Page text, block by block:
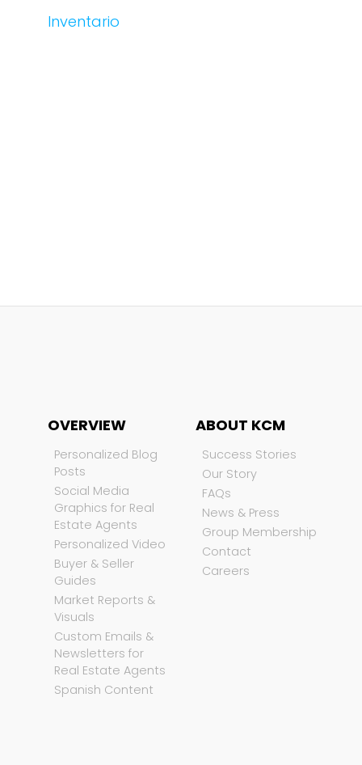
Inventario
OVERVIEW
Personalized Blog
Posts
Social Media
Graphics for Real
Estate Agents
Personalized Video
Buyer & Seller
Guides
Market Reports &
Visuals
Custom Emails &
Newsletters for
Real Estate Agents
Spanish Content
ABOUT KCM
Success Stories
Our Story
FAQs
News & Press
Group Membership
Contact
Careers